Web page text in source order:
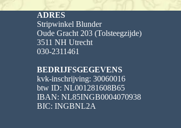
ADRES
Stripwinkel Blunder
Oude Gracht 203 (Tolsteegzijde)
3511 NH Utrecht
030-2311461
BEDRIJFSGEGEVENS
kvk-inschrijving: 30060016
btw ID: NL001281608B65
IBAN: NL85INGB0004070938
BIC: INGBNL2A